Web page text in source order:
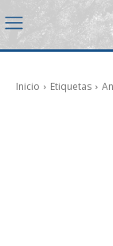
Inicio Etiquetas